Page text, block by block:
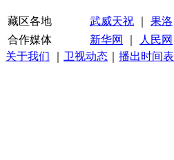
藏区各地 武威天祝 果洛
合作媒体
新华网 人民网
关于我们
卫视动态 播出时间表